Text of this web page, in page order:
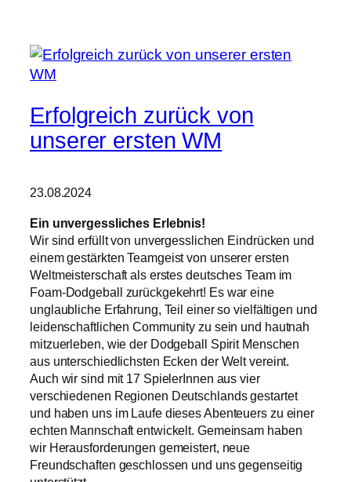
Erfolgreich zurück von
unserer ersten WM
23.08.2024
Ein unvergessliches Erlebnis!
Wir sind erfüllt von unvergesslichen Eindrücken und
einem gestärkten Teamgeist von unserer ersten
Weltmeisterschaft als erstes deutsches Team im
Foam-Dodgeball zurückgekehrt! Es war eine
unglaubliche Erfahrung, Teil einer so vielfältigen und
leidenschaftlichen Community zu sein und hautnah
mitzuerleben, wie der Dodgeball Spirit Menschen
aus unterschiedlichsten Ecken der Welt vereint.
Auch wir sind mit 17 SpielerInnen aus vier
verschiedenen Regionen Deutschlands gestartet
und haben uns im Laufe dieses Abenteuers zu einer
echten Mannschaft entwickelt. Gemeinsam haben
wir Herausforderungen gemeistert, neue
Freundschaften geschlossen und uns gegenseitig